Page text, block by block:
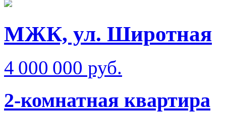
МЖК, ул. Широтная
4 000 000 руб.
2-комнатная квартира